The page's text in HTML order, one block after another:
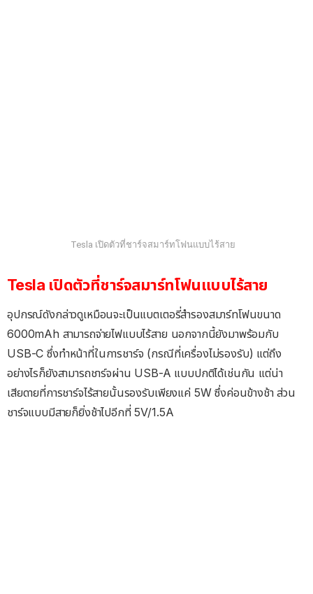
Tesla เปิดตัวที่ชาร์จสมาร์ทโฟนแบบไร้สาย
Tesla เปิดตัวที่ชาร์จสมาร์ทโฟนแบบไร้สาย
อุปกรณ์ดังกล่าวดูเหมือนจะเป็นแบตเตอรี่สำรองสมาร์ทโฟนขนาด
6000mAh สามารถจ่ายไฟแบบไร้สาย นอกจากนี้ยังมาพร้อมกับ
USB-C ซึ่งทำหน้าที่ในการชาร์จ (กรณีที่เครื่องไม่รองรับ) แต่ถึง
อย่างไรก็ยังสามารถชาร์จผ่าน USB-A แบบปกติได้เช่นกัน แต่น่า
เสียดายที่การชาร์จไร้สายนั้นรองรับเพียงแค่ 5W ซึ่งค่อนข้างช้า ส่วน
ชาร์จแบบมีสายก็ยิ่งช้าไปอีกที่ 5V/1.5A